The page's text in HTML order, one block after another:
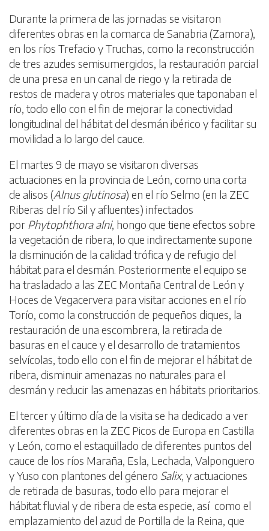
Durante la primera de las jornadas se visitaron
diferentes obras en la comarca de Sanabria (Zamora),
en los ríos Trefacio y Truchas, como la reconstrucción
de tres azudes semisumergidos, la restauración parcial
de una presa en un canal de riego y la retirada de
restos de madera y otros materiales que taponaban el
río, todo ello con el fin de mejorar la conectividad
longitudinal del hábitat del desmán ibérico y facilitar su
movilidad a lo largo del cauce.
El martes 9 de mayo se visitaron diversas
actuaciones en la provincia de León, como una corta
de alisos (Alnus glutinosa) en el río Selmo (en la ZEC
Riberas del río Sil y afluentes) infectados
por Phytophthora alni, hongo que tiene efectos sobre
la vegetación de ribera, lo que indirectamente supone
la disminución de la calidad trófica y de refugio del
hábitat para el desmán. Posteriormente el equipo se
ha trasladado a las ZEC Montaña Central de León y
Hoces de Vegacervera para visitar acciones en el río
Torío, como la construcción de pequeños diques, la
restauración de una escombrera, la retirada de
basuras en el cauce y el desarrollo de tratamientos
selvícolas, todo ello con el fin de mejorar el hábitat de
ribera, disminuir amenazas no naturales para el
desmán y reducir las amenazas en hábitats prioritarios.
El tercer y último día de la visita se ha dedicado a ver
diferentes obras en la ZEC Picos de Europa en Castilla
y León, como el estaquillado de diferentes puntos del
cauce de los ríos Maraña, Esla, Lechada, Valponguero
y Yuso con plantones del género Salix, y actuaciones
de retirada de basuras, todo ello para mejorar el
hábitat fluvial y de ribera de esta especie, así como el
emplazamiento del azud de Portilla de la Reina, que